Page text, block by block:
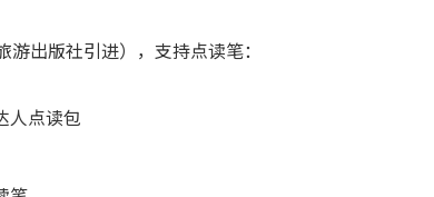
出版社引进），支持点读笔：
人点读包